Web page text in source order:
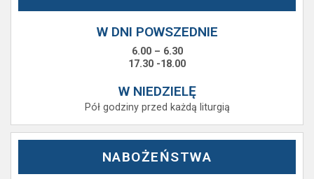
W DNI POWSZEDNIE
6.00 – 6.30
17.30 -18.00
W NIEDZIELĘ
Pół godziny przed każdą liturgią
NABOŻEŃSTWA